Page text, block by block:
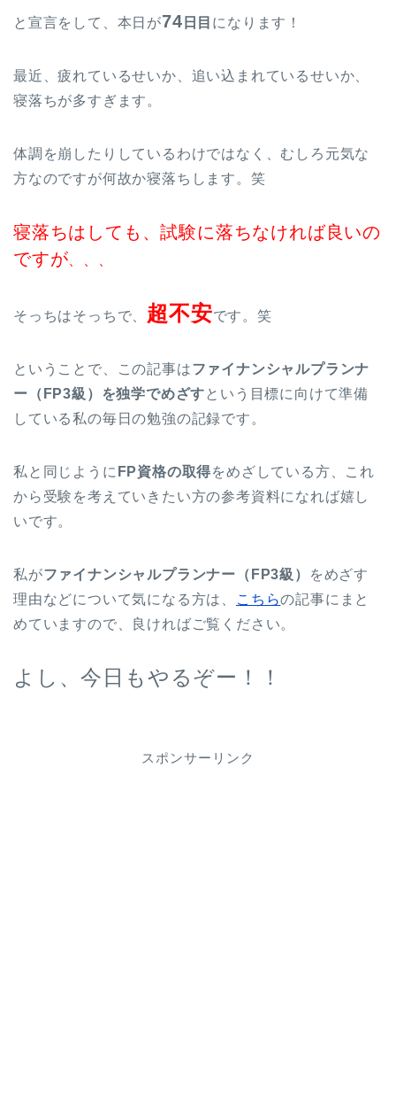
と宣言をして、本日が74 日目 になります！
最近、疲れているせいか、追い込まれているせいか、
寝落ちが多すぎます。
体調を崩したりしているわけではなく、むしろ元気な
方なのですが何故か寝落ちします。笑
寝落ちはしても、試験に落ちなければ良いの
ですが
そっちはそっちで、 超不安です。笑
ということで、この記事はファイナンシャルプランナ
ー（FP3級）を独学でめざす という目標に向けて準備
している私の毎日の勉強の記録です。
私と同じように FP資格の取得をめざしている方、これ
から受験を考えていきたい方の参考資料になれば嬉し
いです。
私がファイナンシャルプランナー（FP3級）
をめざす
理由などについて気になる方は、
こちらの記事にまと
めていますので、良ければご覧ください。
よし、今日もやるぞー！！
スポンサーリンク